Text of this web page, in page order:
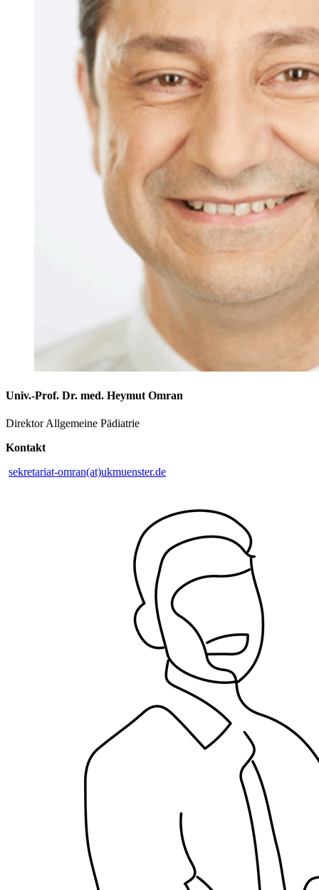
Univ.-Prof. Dr. med. Heymut Omran
Direktor Allgemeine Pädiatrie
Kontakt
sekretariat-omran(at)ukmuenster.de